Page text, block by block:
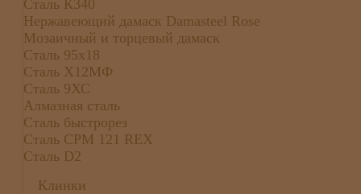
Сталь К340
Нержавеющий дамаск Damasteel Rose
Мозаичный и торцевый дамаск
Сталь 95х18
Сталь Х12МФ
Сталь 9ХС
Алмазная сталь
Сталь быстрорез
Сталь CPM 121 REX
Сталь D2
Клинки